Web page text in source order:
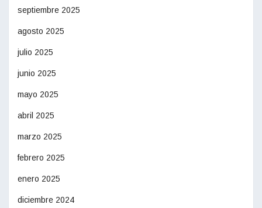
septiembre 2025
agosto 2025
julio 2025
junio 2025
mayo 2025
abril 2025
marzo 2025
febrero 2025
enero 2025
diciembre 2024